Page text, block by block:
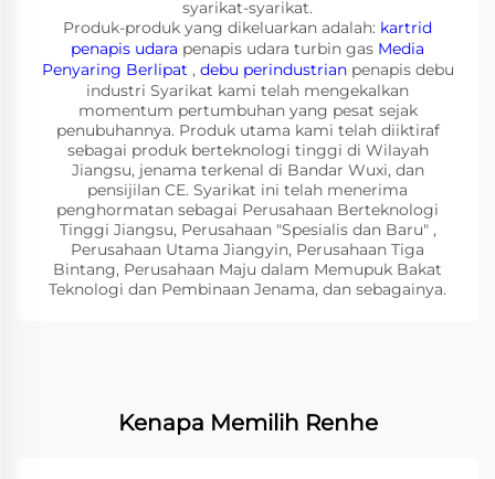
syarikat-syarikat.
Produk-produk yang dikeluarkan adalah: kartrid
penapis udara penapis udara turbin gas Media
Penyaring Berlipat , debu perindustrian penapis debu
industri Syarikat kami telah mengekalkan
momentum pertumbuhan yang pesat sejak
penubuhannya. Produk utama kami telah diiktiraf
sebagai produk berteknologi tinggi di Wilayah
Jiangsu, jenama terkenal di Bandar Wuxi, dan
pensijilan CE. Syarikat ini telah menerima
penghormatan sebagai Perusahaan Berteknologi
Tinggi Jiangsu, Perusahaan "Spesialis dan Baru" ,
Perusahaan Utama Jiangyin, Perusahaan Tiga
Bintang, Perusahaan Maju dalam Memupuk Bakat
Teknologi dan Pembinaan Jenama, dan sebagainya.
Kenapa Memilih Renhe